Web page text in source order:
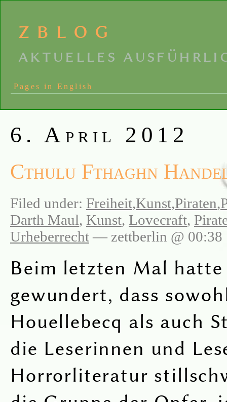
zblog
aktuelles
Pages in English
6. April 2012
Cthulu Fthaghn
Filed under: Freiheit,Kunst,Piraten,
Darth Maul, Kunst, Lovecraft,
Urheberrecht— zettberlin @ 00:38
Beim letzten Mal
gewundert, dass
Houellebecq als auch
die Leserinnen und
Horrorliteratur